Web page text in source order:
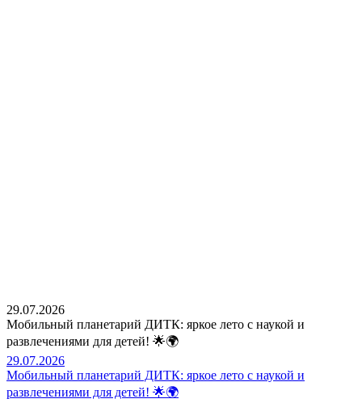
29.07.2026
Мобильный планетарий ДИТК: яркое лето с наукой и
развлечениями для детей! 🌟🌍
29.07.2026
Мобильный планетарий ДИТК: яркое лето с наукой и
развлечениями для детей! 🌟🌍